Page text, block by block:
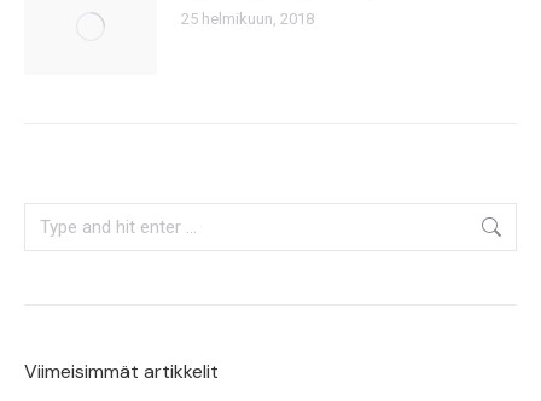
25 helmikuun, 2018
Viimeisimmät artikkelit